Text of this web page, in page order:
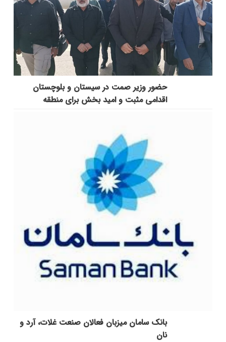
حضور وزیر صمت در سیستان و بلوچستان
اقدامی مثبت و امید بخش برای منطقه
بانک سامان میزبان فعالان صنعت غلات، آرد و
نان